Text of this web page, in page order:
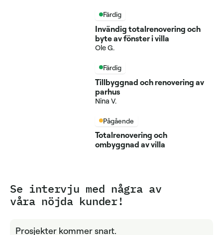
Färdig
Invändig totalrenovering och
byte av fönster i villa
Ole G.
Färdig
Tillbyggnad och renovering av
parhus
Nina V.
Pågående
Totalrenovering och
ombyggnad av villa
Se intervju med några av
våra nöjda kunder!
Prosjekter kommer snart.